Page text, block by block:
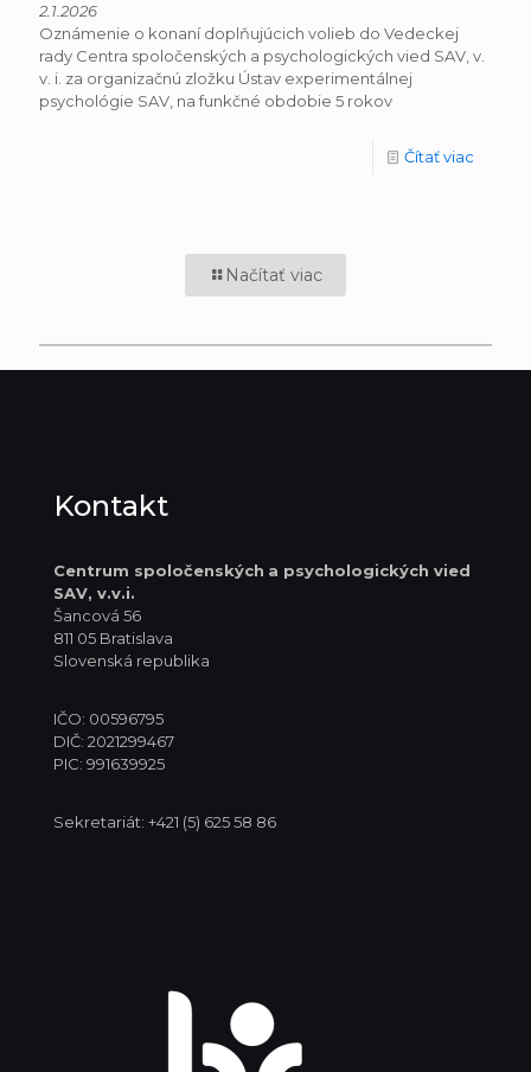
2.1.2026
Oznámenie o konaní doplňujúcich volieb do Vedeckej
rady Centra spoločenských a psychologických vied SAV, v.
v. i. za organizačnú zložku Ústav experimentálnej
psychológie SAV, na funkčné obdobie 5 rokov
Čítať viac
Načítať viac
Kontakt
Centrum spoločenských a psychologických vied
SAV, v.v.i.
Šancová 56
811 05 Bratislava
Slovenská republika
IČO: 00596795
DIČ: 2021299467
PIC: 991639925
Sekretariát: +421 (5) 625 58 86